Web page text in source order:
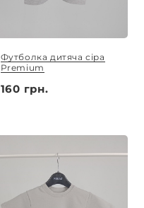
Футболка дитяча сіра
Premium
160 грн.